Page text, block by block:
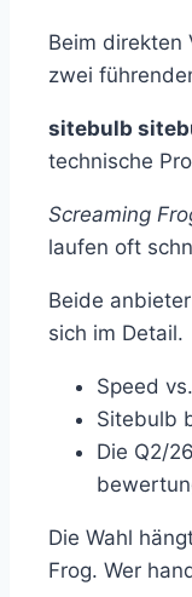
Beim direkten
zwei
sitebulb
technische
Screaming
laufen oft
Beide
sich im Detail.
Speed
Sitebulb
Die Q2/
Die Wahl
Frog. Wer